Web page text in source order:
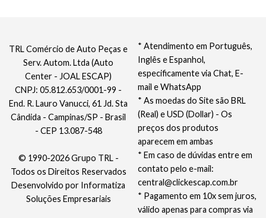
* Atendimento em Português,
Inglês e Espanhol,
especificamente via Chat, E-
mail e WhatsApp
* As moedas do Site são BRL
(Real) e USD (Dollar) - Os
preços dos produtos
aparecem em ambas
* Em caso de dúvidas entre em
contato pelo e-mail:
central@clickescap.com.br
* Pagamento em 10x sem juros,
válido apenas para compras via
TRL Comércio de Auto Peças e
Serv. Autom. Ltda (Auto
Center - JOAL ESCAP)
CNPJ: 05.812.653/0001-99 -
End. R. Lauro Vanucci, 61 Jd. Sta
Cândida - Campinas/SP - Brasil
- CEP 13.087-548
© 1990-2026 Grupo TRL -
Todos os Direitos Reservados
Desenvolvido por Informatiza
Soluções Empresariais